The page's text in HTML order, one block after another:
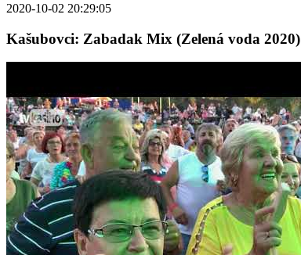
2020-10-02 20:29:05
Kašubovci: Zabadak Mix (Zelená voda 2020)